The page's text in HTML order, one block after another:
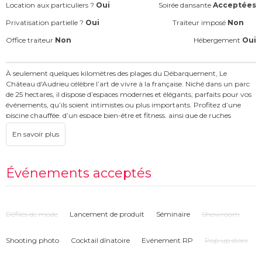
Location aux particuliers ? Oui Soirée dansante Acceptées
Privatisation partielle ? Oui Traiteur imposé Non
Office traiteur Non Hébergement Oui
À seulement quelques kilomètres des plages du Débarquement, Le
Château d'Audrieu célèbre l’art de vivre à la française. Niché dans un parc
de 25 hectares, il dispose d’espaces modernes et élégants, parfaits pour vos
événements, qu’ils soient intimistes ou plus importants. Profitez d’une
piscine chauffée, d’un espace bien-être et fitness, ainsi que de ruches
produisant un miel délicieux. Vous pourrez également rencontrer les deux
ânes du domaine, créant une atmosphère chaleureuse et unique. L’équipe
du château vous garantit une expérience sur-mesure, alliant confort,
Événements acceptés
Défilés de mode Lancement de produit Séminaire Showroom
Shooting photo Cocktail dînatoire Evénement RP Pop up store